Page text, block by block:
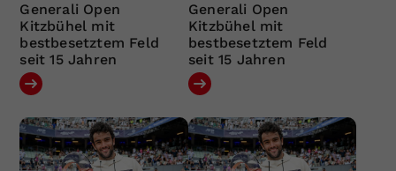
Generali Open
Kitzbühel mit
bestbesetztem Feld
seit 15 Jahren
Generali Open
Kitzbühel mit
bestbesetztem Feld
seit 15 Jahren